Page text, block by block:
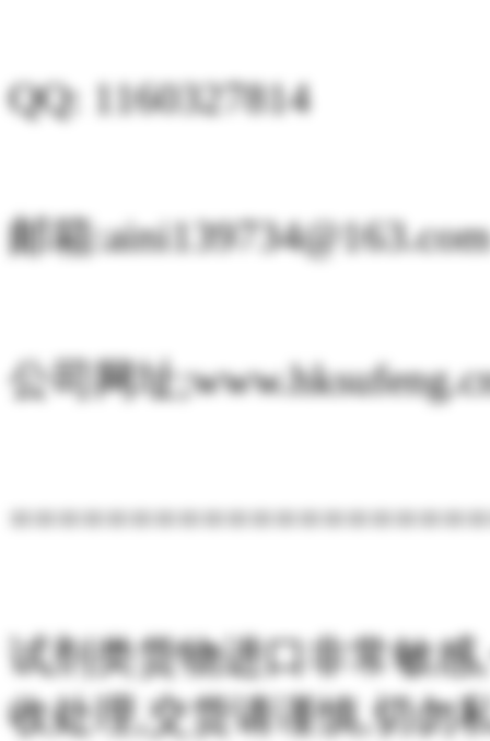
QQ: 1160327814
邮箱:aini139734@163.com
公司网址
试剂类货物进口非常敏
收处理,交货请谨慎,切勿